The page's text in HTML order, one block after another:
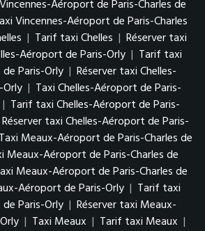
Aéroport de Paris-Charles de
Vincennes-Aéroport de Paris-Charles
| Tarif taxi Chelles | Réserver taxi
Aéroport de Paris-Orly | Tarif taxi
Paris-Orly | Réserver taxi Chelles-
| Taxi Chelles-Aéroport de Paris-
| Tarif taxi Chelles-Aéroport de Paris-
Réserver taxi Chelles-Aéroport de Paris-
Taxi Meaux-Aéroport de Paris-Charles de
Meaux-Aéroport de Paris-Charles de
Meaux-Aéroport de Paris-Charles de
Aéroport de Paris-Orly | Tarif taxi
Paris-Orly | Réserver taxi Meaux-
| Taxi Meaux | Tarif taxi Meaux |